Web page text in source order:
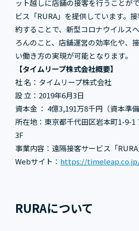
ット越しに店舗の接客を行うことが
ビス「RURA」を提供しています。
約することで、新型コロナウイルス
ろんのこと、店舗運営の効率化や、
い働き方の実現が可能となります。
【タイムリープ株式会社概要】
社 名：タイムリープ株式会社
設 立：2019年6月3日
資本金 ： 4億3,191万8千円（資本準備
所在地：東京都千代田区岩本町1-9-1
3F
事業内容：遠隔接客サービス「
Webサイト： https://
RURAについて